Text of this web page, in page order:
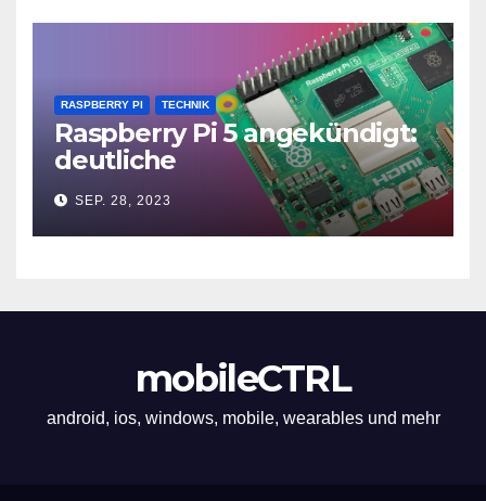
RASPBERRY PI TECHNIK
Raspberry Pi 5 angekündigt:
deutliche
Leistungssteigerung und bis
zu 2x 4K60
SEP. 28, 2023
mobileCTRL
android, ios, windows, mobile, wearables und mehr